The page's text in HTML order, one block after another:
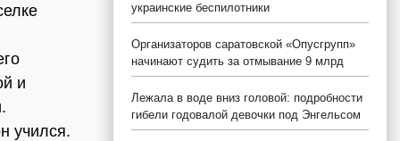
и
учился.
украинские беспилотники
Организаторов саратовской «Опусгрупп»
начинают судить за отмывание 9 млрд
Лежала в воде вниз головой: подробности
гибели годовалой девочки под Энгельсом